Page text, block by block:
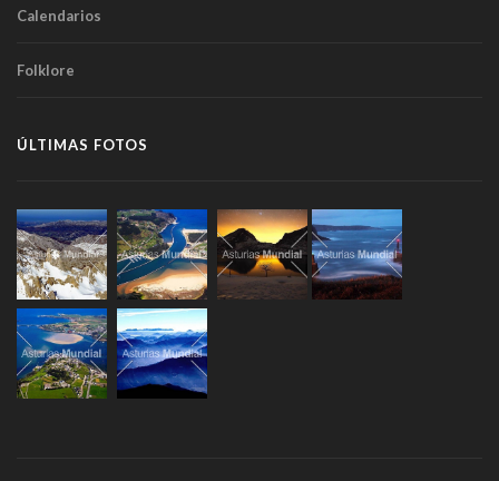
Calendarios
Folklore
ÚLTIMAS FOTOS